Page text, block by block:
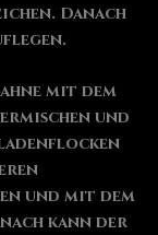
Danach
mit dem
und
und mit dem
kann der